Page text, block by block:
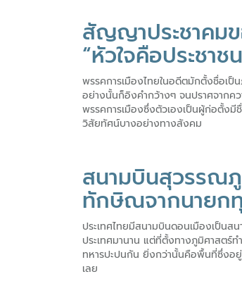
สัญญาประชาคม
“หัวใจคือประชาช
พรรคการเมืองไทยในอดีตมักตั้งชื่อเ
อย่างนั้นก็อิงคำกว้างๆ จนปราศจากค
พรรคการเมืองซึ่งตัวเองเป็นผู้ก่อตั้ง
วิสัยทัศน์บางอย่างทางสังคม
สนามบินสุวรรณ
ทักษิณจากนายก
ประเทศไทยมีสนามบินดอนเมืองเป็นส
ประเทศมานาน แต่ที่ตั้งทางภูมิศาสตร์
ทหารปะปนกัน ยิ่งกว่านั้นคือพื้นที่ซึ่งอยู่
เลย